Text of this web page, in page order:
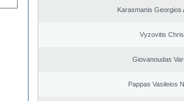
Karasmanis Georgios
Vyzovitis
Giovanoudas
Pappas Vasileios